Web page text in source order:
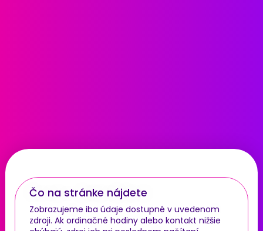
Čo na stránke nájdete
Zobrazujeme iba údaje dostupné v uvedenom
zdroji. Ak ordinačné hodiny alebo kontakt nižšie